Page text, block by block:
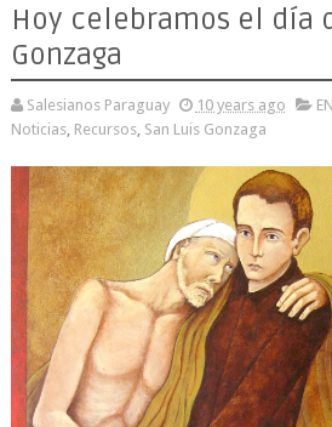
Hoy celebramos el día
Gonzaga
Salesianos Paraguay 10 years ago
Noticias, Recursos, San Luis Gonzaga